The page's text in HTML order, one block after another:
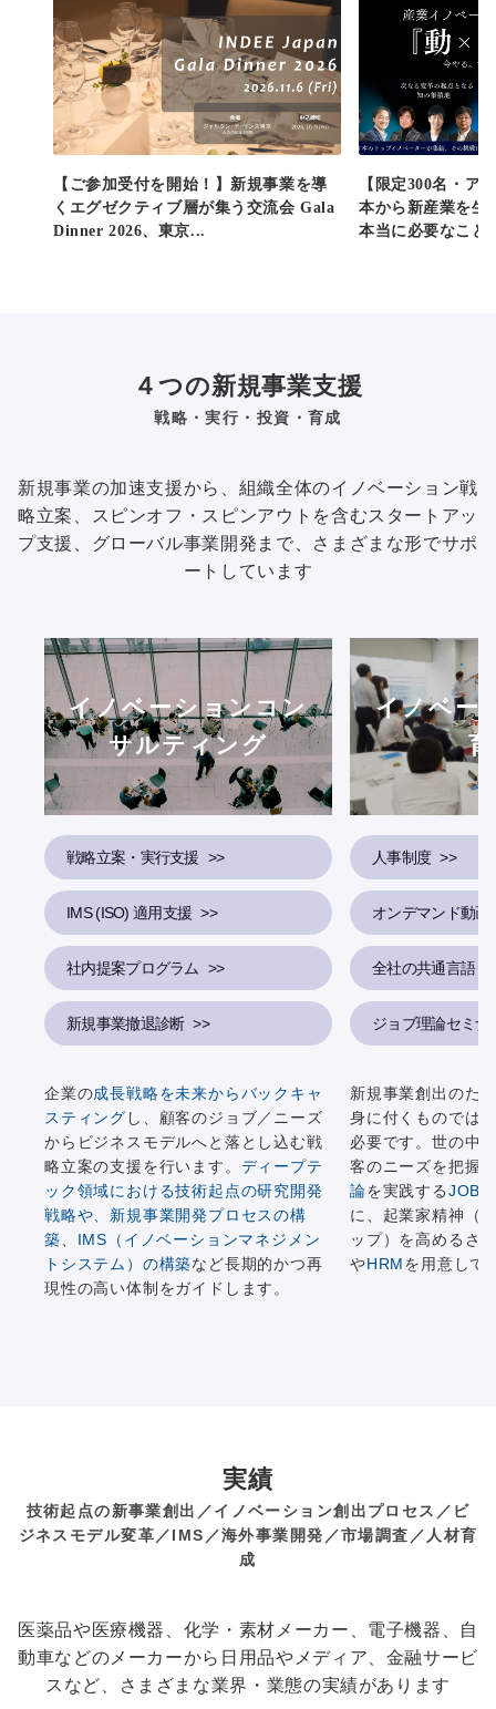
【ご参加受付を開始！】新規事業を導
くエグゼクティブ層が集う交流会 Gala
Dinner 2026、東京...
【限定300名・ア
本から新産業を生
本当に必要なこと
４つの新規事業支援
戦略・実行・投資・育成
新規事業の加速支援から、組織全体のイノベーション戦
略立案、スピンオフ・スピンアウトを含むスタートアッ
プ支援、グローバル事業開発まで、さまざまな形でサポ
ートしています
イノベーションコン
サルティング
戦略立案・実行支援
IMS (ISO) 適用支援
社内提案プログラム
新規事業撤退診断
企業の成長戦略を未来からバックキャ
スティング し、顧客のジョブ／ニーズ
からビジネスモデルへと落とし込む戦
略立案の支援を行います。 ディープテ
ック領域における技術起点の研究開発
戦略や、 新規事業開発プロセスの構
築、 IMS（イノベーションマネジメン
トシステム）の構築など長期的かつ再
現性の高い体制をガイドします。
イノベー
人事制度
オンデマンド動画
全社の共通言語
ジョブ理論セミナ
新規事業創出のた
身に付くものでは
必要です。世の中
客のニーズを把握
論を実践するJOBS
に、起業家精神（
ップ）を高めるさ
やHRMを用意して
実績
技術起点の新事業創出／イノベーション創出プロセス／ビ
ジネスモデル変革／IMS／海外事業開発／市場調査／人材育
成
医薬品や医療機器、化学・素材メーカー、電子機器、自
動車などのメーカーから日用品やメディア、金融サービ
スなど、さまざまな業界・業態の実績があります